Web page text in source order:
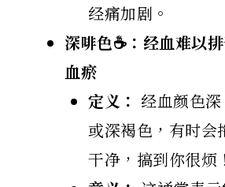
经痛加剧。
深啡色☕：经血难以
血瘀
定义： 经血颜色
或深褐色，有时会
干净，搞到你很烦！